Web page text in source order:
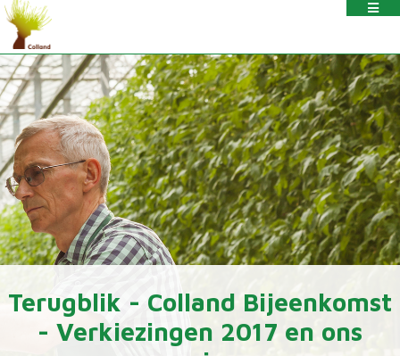
Terugblik - Colland Bijeenkomst
- Verkiezingen 2017 en ons